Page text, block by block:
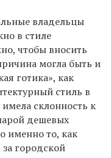
владельцы
в стиле
чтобы вносить
могла быть и
готика», как
стиль в
склонность к
дешевых
именно то, как
городской